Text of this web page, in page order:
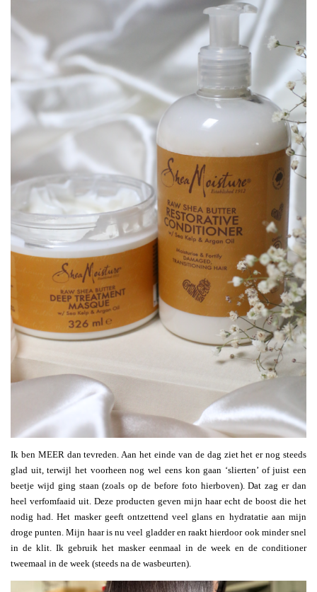
Ik ben MEER dan tevreden. Aan het einde van de dag ziet het er nog steeds
glad uit, terwijl het voorheen nog wel eens kon gaan ‘slierten’ of juist een
beetje wijd ging staan (zoals op de before foto hierboven). Dat zag er dan
heel verfomfaaid uit. Deze producten geven mijn haar echt de boost die het
nodig had. Het masker geeft ontzettend veel glans en hydratatie aan mijn
droge punten. Mijn haar is nu veel gladder en raakt hierdoor ook minder snel
in de klit. Ik gebruik het masker eenmaal in de week en de conditioner
tweemaal in de week (steeds na de wasbeurten).